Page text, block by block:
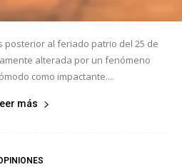
posterior al feriado patrio del 25 de
alterada por un fenómeno
como impactante....
más